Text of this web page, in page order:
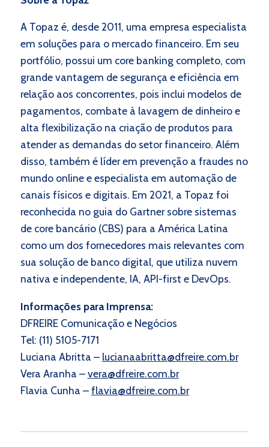
A Topaz é, desde 2011, uma empresa especialista
em soluções para o mercado financeiro. Em seu
portfólio, possui um core banking completo, com
grande vantagem de segurança e eficiência em
relação aos concorrentes, pois inclui modelos de
pagamentos, combate à lavagem de dinheiro e
alta flexibilização na criação de produtos para
atender as demandas do setor financeiro. Além
disso, também é líder em prevenção a fraudes no
mundo online e especialista em automação de
canais físicos e digitais. Em 2021, a Topaz foi
reconhecida no guia do Gartner sobre sistemas
de core bancário (CBS) para a América Latina
como um dos fornecedores mais relevantes com
sua solução de banco digital, que utiliza nuvem
nativa e independente, IA, API-first e DevOps.
Informações para Imprensa:
DFREIRE Comunicação e Negócios
Tel: (11) 5105-7171
Luciana Abritta – lucianaabritta@dfreire.com.br
Vera Aranha –vera@dfreire.com.br
Flavia Cunha –flavia@dfreire.com.br